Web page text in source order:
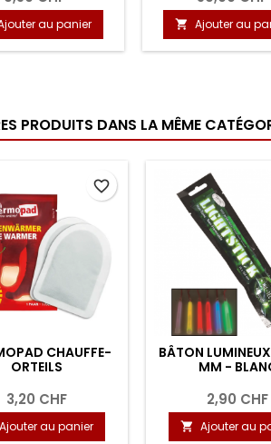
au panier  Ajouter au
PRODUITS DANS LA MÊME
CHAUFFE-
ORTEILS
3,20 CHF
Ajouter au panier
favorite_border
BÂTON
MM -
2,90 CHF
 Ajouter au